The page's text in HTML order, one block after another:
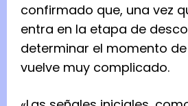
confirmado que, una vez
entra en la etapa de
determinar el momento
vuelve muy complicado.